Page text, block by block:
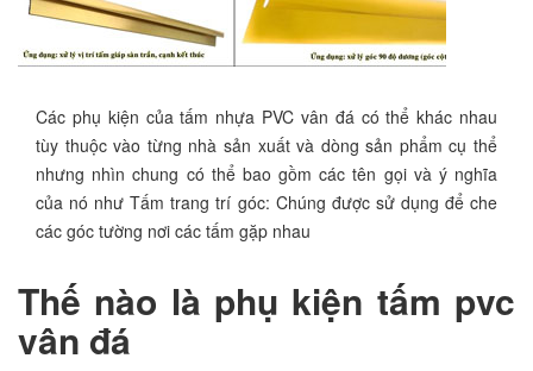
Các phụ kiện của tấm nhựa PVC vân đá có thể khác nhau
tùy thuộc vào từng nhà sản xuất và dòng sản phẩm cụ thể
nhưng nhìn chung có thể bao gồm các tên gọi và ý nghĩa
của nó như Tấm trang trí góc: Chúng được sử dụng để che
các góc tường nơi các tấm gặp nhau
Thế nào là phụ kiện tấm pvc
vân đá